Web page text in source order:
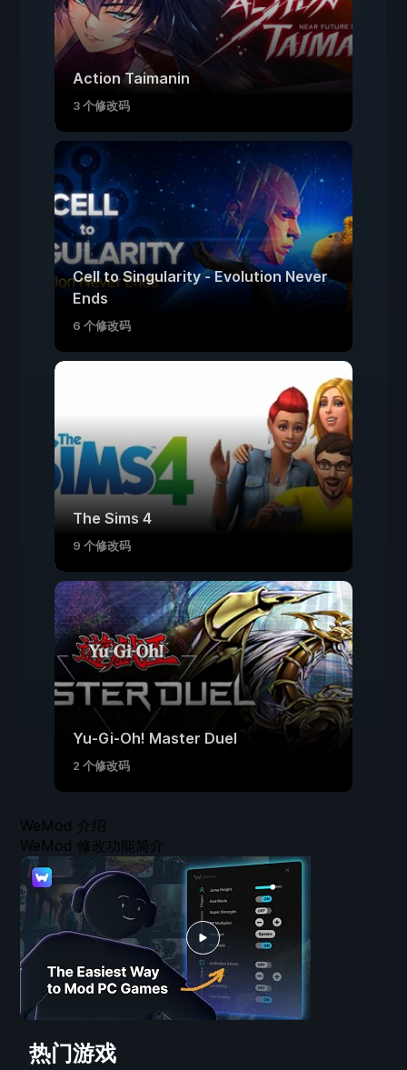
Action Taimanin
3 个修改码
Cell to Singularity - Evolution Never
Ends
6 个修改码
The Sims 4
9 个修改码
Yu-Gi-Oh! Master Duel
2 个修改码
WeMod 介绍
WeMod 修改功能简介
热门游戏